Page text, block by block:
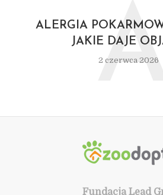
ALERGIA
JAKIE DAJE
2 czerwca 2026
Fundacja Lead